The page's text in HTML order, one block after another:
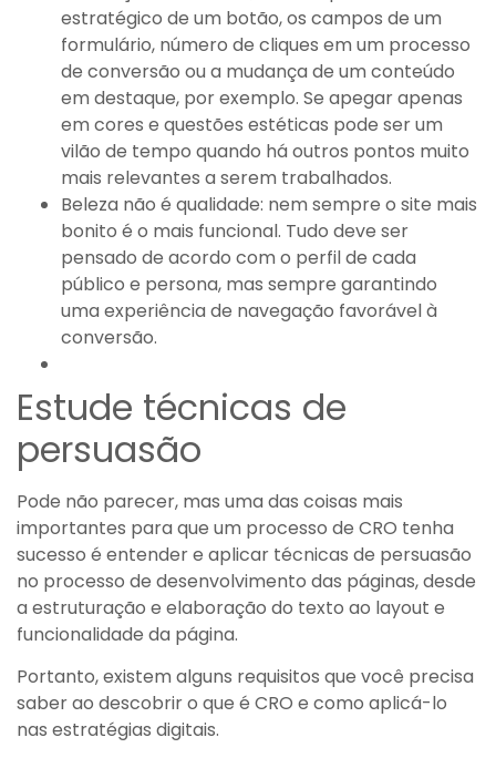
estratégico de um botão, os campos de um
formulário, número de cliques em um processo
de conversão ou a mudança de um conteúdo
em destaque, por exemplo. Se apegar apenas
em cores e questões estéticas pode ser um
vilão de tempo quando há outros pontos muito
mais relevantes a serem trabalhados.
Beleza não é qualidade: nem sempre o site mais
bonito é o mais funcional. Tudo deve ser
pensado de acordo com o perfil de cada
público e persona, mas sempre garantindo
uma experiência de navegação favorável à
conversão.
Estude técnicas de
persuasão
Pode não parecer, mas uma das coisas mais
importantes para que um processo de CRO tenha
sucesso é entender e aplicar técnicas de persuasão
no processo de desenvolvimento das páginas, desde
a estruturação e elaboração do texto ao layout e
funcionalidade da página.
Portanto, existem alguns requisitos que você precisa
saber ao descobrir o que é CRO e como aplicá-lo
nas estratégias digitais.